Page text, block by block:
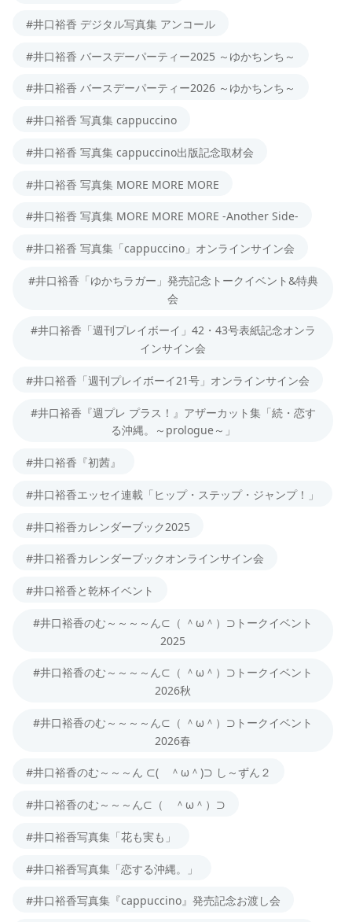
#井口裕香 デジタル写真集 アンコール
#井口裕香 バースデーパーティー2025 ～ゆかちンち～
#井口裕香 バースデーパーティー2026 ～ゆかちンち～
#井口裕香 写真集 cappuccino
#井口裕香 写真集 cappuccino出版記念取材会
#井口裕香 写真集 MORE MORE MORE
#井口裕香 写真集 MORE MORE MORE -Another Side-
#井口裕香 写真集「cappuccino」オンラインサイン会
#井口裕香「ゆかちラガー」発売記念トークイベント&特典
会
#井口裕香「週刊プレイボーイ」42・43号表紙記念オンラ
インサイン会
#井口裕香「週刊プレイボーイ21号」オンラインサイン会
#井口裕香『週プレ プラス！』アザーカット集「続・恋す
る沖縄。～prologue～」
#井口裕香『初茜』
#井口裕香エッセイ連載「ヒップ・ステップ・ジャンプ！」
#井口裕香カレンダーブック2025
#井口裕香カレンダーブックオンラインサイン会
#井口裕香と乾杯イベント
#井口裕香のむ～～～～ん⊂（ ＾ω＾）⊃トークイベント
2025
#井口裕香のむ～～～～ん⊂（ ＾ω＾）⊃トークイベント
2026秋
#井口裕香のむ～～～～ん⊂（ ＾ω＾）⊃トークイベント
2026春
#井口裕香のむ～～～ん ⊂( ＾ω＾)⊃ し～ずん２
#井口裕香のむ～～～ん⊂（ ＾ω＾）⊃
#井口裕香写真集「花も実も」
#井口裕香写真集「恋する沖縄。」
#井口裕香写真集『cappuccino』発売記念お渡し会